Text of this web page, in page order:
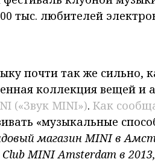
тыс. любителей
почти так же сильно,
коллекция вещей и
(«Звук MINI»). Как
«музыкальные
магазин MINI в
MINI Amsterdam в